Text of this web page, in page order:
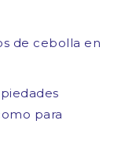
de cebolla en
para